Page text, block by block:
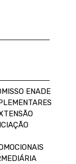
ENADE